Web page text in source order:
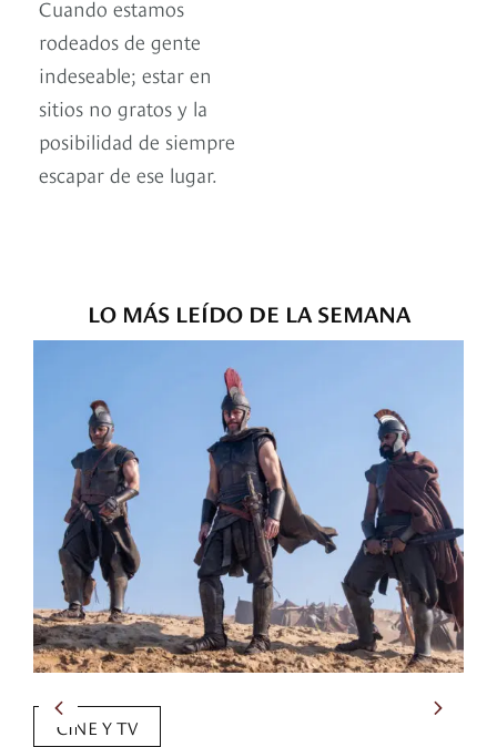
Cuando estamos
rodeados de gente
indeseable; estar en
sitios no gratos y la
posibilidad de siempre
escapar de ese lugar.
LO MÁS LEÍDO DE LA SEMANA
CINE Y TV